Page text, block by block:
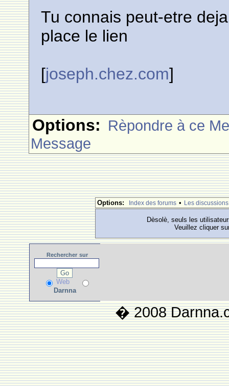
Tu connais peut-etre
place le lien
[joseph.chez.com]
Options: Rèpondre à ce
Message
Options: Index des forums • Les discussions
Dèsolè, seuls les
Veuillez cliquer
Rechercher sur
Web
Darnna
� 2008